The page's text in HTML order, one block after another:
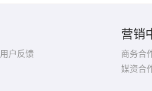
用户反馈
营销
商务合
媒资合